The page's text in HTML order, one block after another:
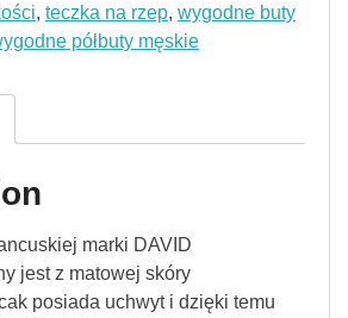
, teczka na rzep, wygodne buty
półbuty męskie
marki DAVID
jest z matowej skóry
posiada uchwyt i dzięki temu